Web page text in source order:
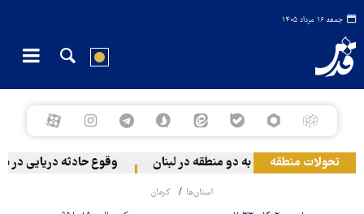
جمعه ۱۶ مرداد ۱۴۰۵
تحولات منطقه
رژیم صهیونیستی به دو منطقه در لبنان وقوع حادثه دریایی در
استان‌ها کرمان